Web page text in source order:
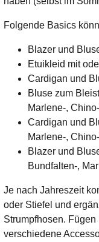
Folgende Basics
Blazer und
Etuikleid mit
Cardigan und
Bluse zum
Marlene-,
Cardigan und
Marlene-,
Blazer und
Bundfalten-,
Je nach Jahreszeit
oder Stiefel und
Strumpfhosen.
verschiedene